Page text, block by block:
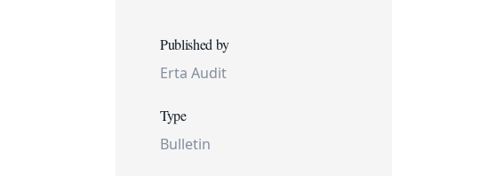
Published by
Erta Audit
Type
Bulletin